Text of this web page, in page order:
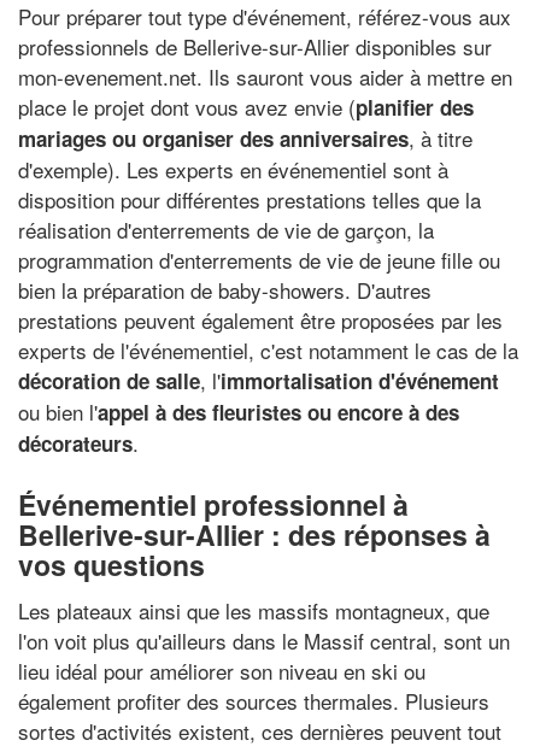
Pour préparer tout type d'événement, référez-vous aux
professionnels de Bellerive-sur-Allier disponibles sur
mon-evenement.net. Ils sauront vous aider à mettre en
place le projet dont vous avez envie (planifier des
mariages ou organiser des anniversaires, à titre
d'exemple). Les experts en événementiel sont à
disposition pour différentes prestations telles que la
réalisation d'enterrements de vie de garçon, la
programmation d'enterrements de vie de jeune fille ou
bien la préparation de baby-showers. D'autres
prestations peuvent également être proposées par les
experts de l'événementiel, c'est notamment le cas de la
décoration de salle, l'immortalisation d'événement
ou bien l'appel à des fleuristes ou encore à des
décorateurs.
Événementiel professionnel à
Bellerive-sur-Allier : des réponses à
vos questions
Les plateaux ainsi que les massifs montagneux, que
l'on voit plus qu'ailleurs dans le Massif central, sont un
lieu idéal pour améliorer son niveau en ski ou
également profiter des sources thermales. Plusieurs
sortes d'activités existent, ces dernières peuvent tout